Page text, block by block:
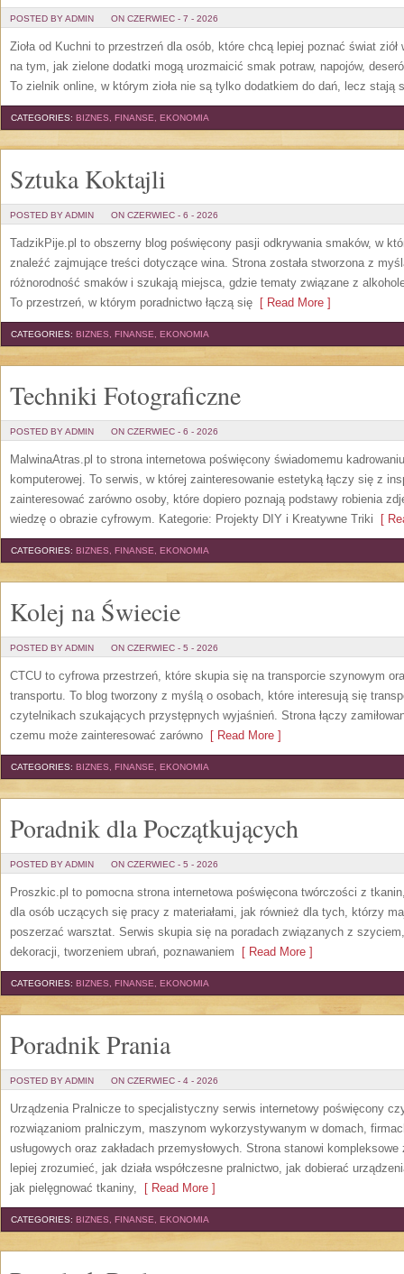
POSTED BY ADMIN ON CZERWIEC - 7 - 2026
Zioła od Kuchni to przestrzeń dla osób, które chcą lepiej poznać świat
na tym, jak zielone dodatki mogą urozmaicić smak potraw, napojów,
To zielnik online, w którym zioła nie są tylko dodatkiem do dań, lecz stają
CATEGORIES: BIZNES, FINANSE, EKONOMIA
Sztuka Koktajli
POSTED BY ADMIN ON CZERWIEC - 6 - 2026
TadzikPije.pl to obszerny blog poświęcony pasji odkrywania smaków, w
znaleźć zajmujące treści dotyczące wina. Strona została stworzona z
różnorodność smaków i szukają miejsca, gdzie tematy związane z
To przestrzeń, w którym poradnictwo łączą się [ Read More ]
CATEGORIES: BIZNES, FINANSE, EKONOMIA
Techniki Fotograficzne
POSTED BY ADMIN ON CZERWIEC - 6 - 2026
MalwinaAtras.pl to strona internetowa poświęcony świadomemu
komputerowej. To serwis, w której zainteresowanie estetyką łączy się z
zainteresować zarówno osoby, które dopiero poznają podstawy robienia
wiedzę o obrazie cyfrowym. Kategorie: Projekty DIY i Kreatywne Triki [
CATEGORIES: BIZNES, FINANSE, EKONOMIA
Kolej na Świecie
POSTED BY ADMIN ON CZERWIEC - 5 - 2026
CTCU to cyfrowa przestrzeń, które skupia się na transporcie szynowym
transportu. To blog tworzony z myślą o osobach, które interesują się
czytelnikach szukających przystępnych wyjaśnień. Strona łączy
czemu może zainteresować zarówno [ Read More ]
CATEGORIES: BIZNES, FINANSE, EKONOMIA
Poradnik dla Początkujących
POSTED BY ADMIN ON CZERWIEC - 5 - 2026
Proszkic.pl to pomocna strona internetowa poświęcona twórczości z
dla osób uczących się pracy z materiałami, jak również dla tych, którzy
poszerzać warsztat. Serwis skupia się na poradach związanych z
dekoracji, tworzeniem ubrań, poznawaniem [ Read More ]
CATEGORIES: BIZNES, FINANSE, EKONOMIA
Poradnik Prania
POSTED BY ADMIN ON CZERWIEC - 4 - 2026
Urządzenia Pralnicze to specjalistyczny serwis internetowy poświęcony
rozwiązaniom pralniczym, maszynom wykorzystywanym w domach,
usługowych oraz zakładach przemysłowych. Strona stanowi
lepiej zrozumieć, jak działa współczesne pralnictwo, jak dobierać
jak pielęgnować tkaniny, [ Read More ]
CATEGORIES: BIZNES, FINANSE, EKONOMIA